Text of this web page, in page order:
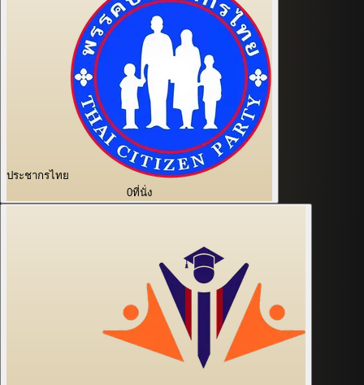
ประชากรไทย
0ที่นั่ง